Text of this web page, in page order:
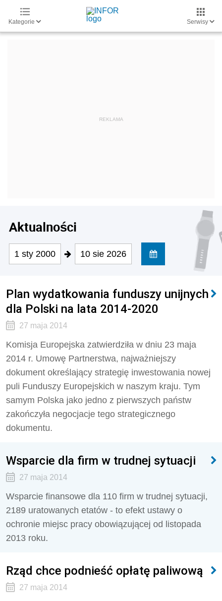
Kategorie Serwisy
Aktualności
1 sty 2000 10 sie 2026
Plan wydatkowania funduszy unijnych
dla Polski na lata 2014-2020
27 maja 2014
Komisja Europejska zatwierdziła w dniu 23 maja
2014 r. Umowę Partnerstwa, najważniejszy
dokument określający strategię inwestowania nowej
puli Funduszy Europejskich w naszym kraju. Tym
samym Polska jako jedno z pierwszych państw
zakończyła negocjacje tego strategicznego
dokumentu.
Wsparcie dla firm w trudnej sytuacji
27 maja 2014
Wsparcie finansowe dla 110 firm w trudnej sytuacji,
2189 uratowanych etatów - to efekt ustawy o
ochronie miejsc pracy obowiązującej od listopada
2013 roku.
Rząd chce podnieść opłatę paliwową
27 maja 2014